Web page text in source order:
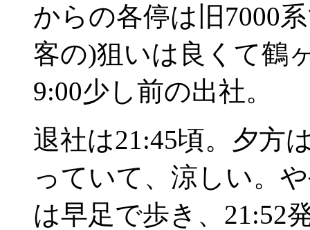
からの各停は旧7000
客の)狙いは良くて鶴
9:00少し前の出社。
退社は21:45頃。夕方
っていて、涼しい。
は早足で歩き、21:52